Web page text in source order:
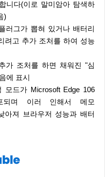
니다(이로 말미암아 탐색하
)
러그가 뽑혀 있거나 배터리
려고 추가 조처를 하여 성능
가 조처를 하면 채워진 "심
에 표시
모드가 Microsoft Edge 106
되며 이러 인해서 메모
져 브라우저 성능과 배터